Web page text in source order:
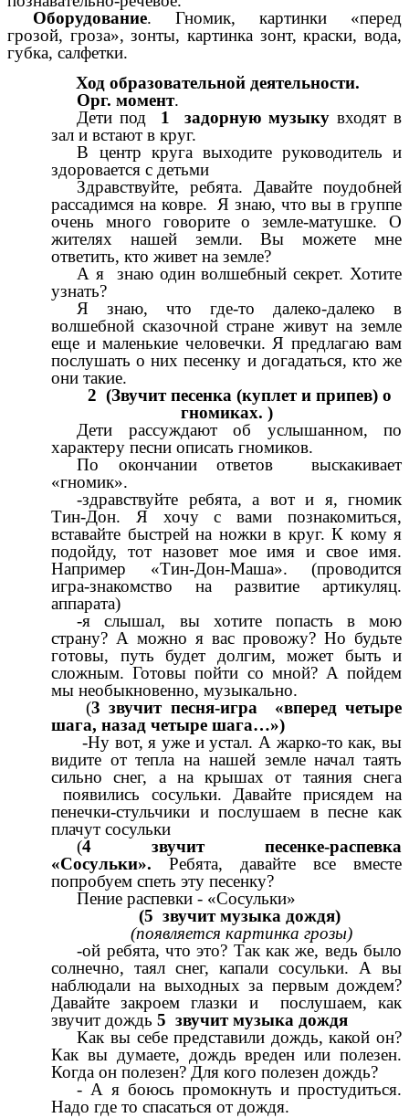
Оборудование. Гномик, картинки «перед
грозой, гроза», зонты, картинка зонт, краски, вода,
губка, салфетки.
Ход образовательной деятельности.
Орг. момент.
Дети под 1 задорную музыку входят в
зал и встают в круг.
В центр круга выходите руководитель и
здоровается с детьми
Здравствуйте, ребята. Давайте поудобней
рассадимся на ковре. Я знаю, что вы в группе
очень много говорите о земле-матушке. О
жителях нашей земли. Вы можете мне
ответить, кто живет на земле?
А я знаю один волшебный секрет. Хотите
узнать?
Я знаю, что где-то далеко-далеко в
волшебной сказочной стране живут на земле
еще и маленькие человечки. Я предлагаю вам
послушать о них песенку и догадаться, кто же
они такие.
2 (Звучит песенка (куплет и припев) о
гномиках. )
Дети рассуждают об услышанном, по
характеру песни описать гномиков.
По окончании ответов выскакивает
«гномик».
-здравствуйте ребята, а вот и я, гномик
Тин-Дон. Я хочу с вами познакомиться,
вставайте быстрей на ножки в круг. К кому я
подойду, тот назовет мое имя и свое имя.
Например «Тин-Дон-Маша». (проводится
игра-знакомство на развитие артикуляц.
аппарата)
-я слышал, вы хотите попасть в мою
страну? А можно я вас провожу? Но будьте
готовы, путь будет долгим, может быть и
сложным. Готовы пойти со мной? А пойдем
мы необыкновенно, музыкально.
(3 звучит песня-игра «вперед четыре
шага, назад четыре шага…»)
-Ну вот, я уже и устал. А жарко-то как, вы
видите от тепла на нашей земле начал таять
сильно снег, а на крышах от таяния снега
появились сосульки. Давайте присядем на
пенечки-стульчики и послушаем в песне как
плачут сосульки
(4 звучит песенке-распевка
«Сосульки». Ребята, давайте все вместе
попробуем спеть эту песенку?
Пение распевки - «Сосульки»
(5 звучит музыка дождя)
(появляется картинка грозы)
-ой ребята, что это? Так как же, ведь было
солнечно, таял снег, капали сосульки. А вы
наблюдали на выходных за первым дождем?
Давайте закроем глазки и послушаем, как
звучит дождь 5 звучит музыка дождя
Как вы себе представили дождь, какой он?
Как вы думаете, дождь вреден или полезен.
Когда он полезен? Для кого полезен дождь?
- А я боюсь промокнуть и простудиться.
Надо где то спасаться от дождя.